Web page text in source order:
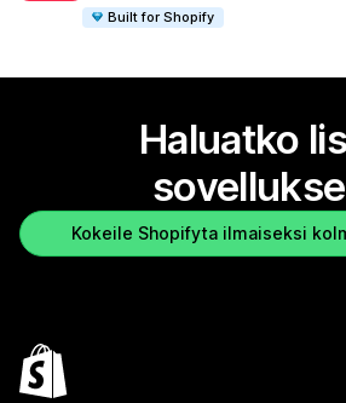
Built for Shopify
Haluatko
Kokeile Shopifyta ilmaiseksi